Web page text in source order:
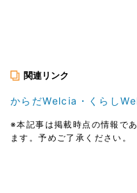
関連リンク
からだWelcia・くらし
※本記事は掲載時点の情報で
ます。予めご了承ください。